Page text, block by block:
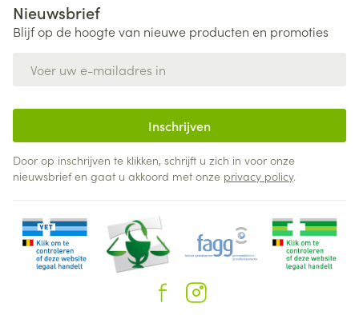
Nieuwsbrief
Blijf op de hoogte van nieuwe producten en promoties
Inschrijven
Door op inschrijven te klikken, schrijft u zich in voor onze
nieuwsbrief en gaat u akkoord met onze privacy policy.